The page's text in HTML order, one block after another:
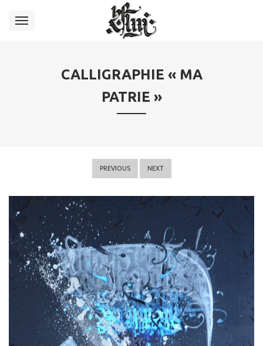
CALLIGRAPHIE « MA
PATRIE »
PREVIOUS NEXT